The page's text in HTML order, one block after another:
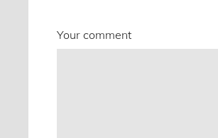
Your comment